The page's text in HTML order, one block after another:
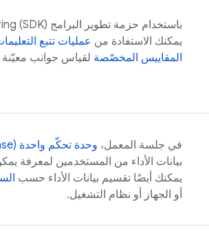
باستخدام حزمة تطوير البرامج (SDK)
يمكنك الاستفادة من عمليات تتبع
المقاييس المخصّصة لقياس جوانب
في جلسة المعمل، وحدة تحكّم واحدة (
بيانات الأداء من المستخدمين لمعرفة
يمكنك أيضًا تقسيم بيانات الأداء حسب
أو الجهاز أو نظام التشغيل.